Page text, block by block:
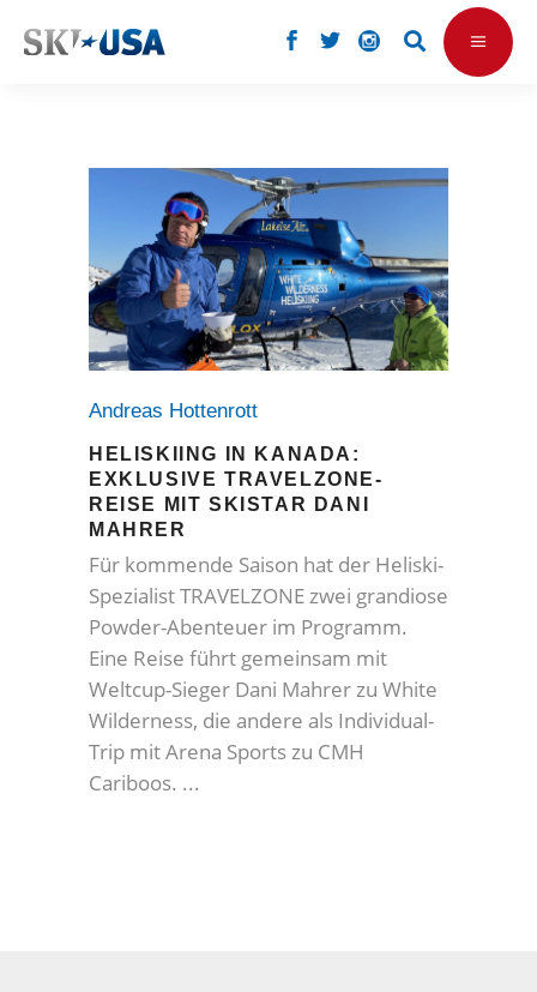
Andreas Hottenrott
HELISKIING IN KANADA:
EXKLUSIVE TRAVELZONE-
REISE MIT SKISTAR DANI
MAHRER
Für kommende Saison hat der Heliski-
Spezialist TRAVELZONE zwei grandiose
Powder-Abenteuer im Programm.
Eine Reise führt gemeinsam mit
Weltcup-Sieger Dani Mahrer zu White
Wilderness, die andere als Individual-
Trip mit Arena Sports zu CMH
Cariboos.